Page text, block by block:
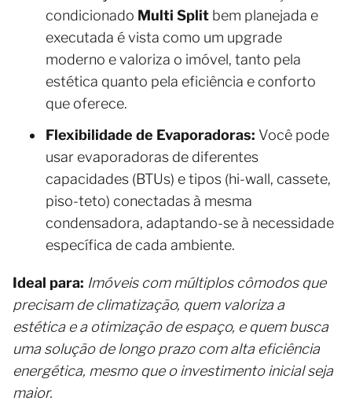
condicionado Multi Split bem planejada e
executada é vista como um upgrade
moderno e valoriza o imóvel, tanto pela
estética quanto pela eficiência e conforto
que oferece.
Flexibilidade de Evaporadoras: Você pode
usar evaporadoras de diferentes
capacidades (BTUs) e tipos (hi-wall, cassete,
piso-teto) conectadas à mesma
condensadora, adaptando-se à necessidade
específica de cada ambiente.
Ideal para: Imóveis com múltiplos cômodos que
precisam de climatização, quem valoriza a
estética e a otimização de espaço, e quem busca
uma solução de longo prazo com alta eficiência
energética, mesmo que o investimento inicial seja
maior.